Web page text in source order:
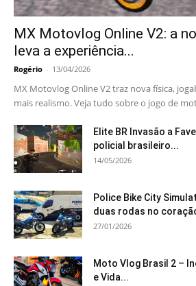
MX Motovlog Online V2: a
leva a experiência...
Rogério - 13/04/2026
MX Motovlog Online V2 traz nova física,
mais realismo. Veja tudo sobre o jogo de
Elite BR Invasão a
policial brasileiro...
14/05/2026
Police Bike City
duas rodas no
27/01/2026
Moto Vlog Brasil 2 –
e Vida...